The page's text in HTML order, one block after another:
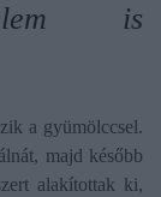
is
a gyümölccsel.
majd később
alakítottak ki,